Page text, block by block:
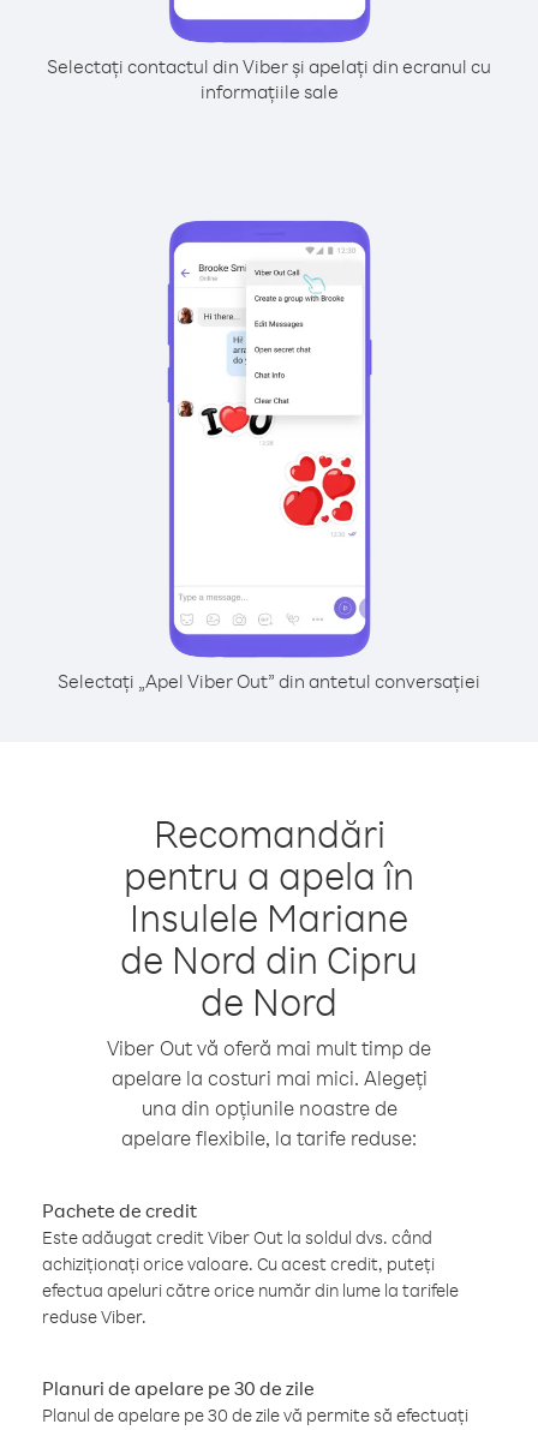
Selectați contactul din Viber și apelați din ecranul cu
informațiile sale
Selectați „Apel Viber Out” din antetul conversației
Recomandări
pentru a apela în
Insulele Mariane
de Nord din Cipru
de Nord
Viber Out vă oferă mai mult timp de
apelare la costuri mai mici. Alegeți
una din opțiunile noastre de
apelare flexibile, la tarife reduse:
Pachete de credit
Este adăugat credit Viber Out la soldul dvs. când
achiziționați orice valoare. Cu acest credit, puteți
efectua apeluri către orice număr din lume la tarifele
reduse Viber.
Planuri de apelare pe 30 de zile
Planul de apelare pe 30 de zile vă permite să efectuați